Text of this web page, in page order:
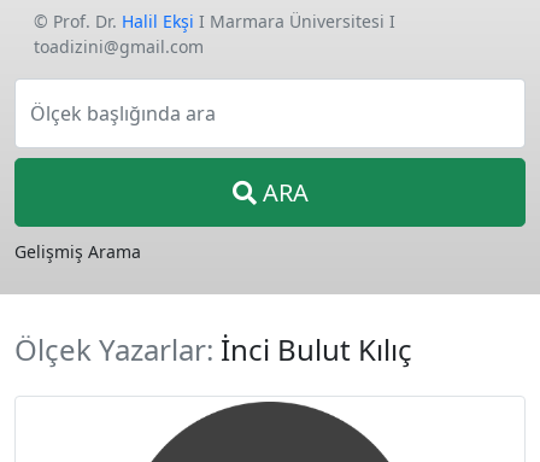
© Prof. Dr. Halil Ekşi I Marmara Üniversitesi I
toadizini@gmail.com
Ölçek başlığında ara
ARA
Gelişmiş Arama
Ölçek Yazarlar: İnci Bulut Kılıç